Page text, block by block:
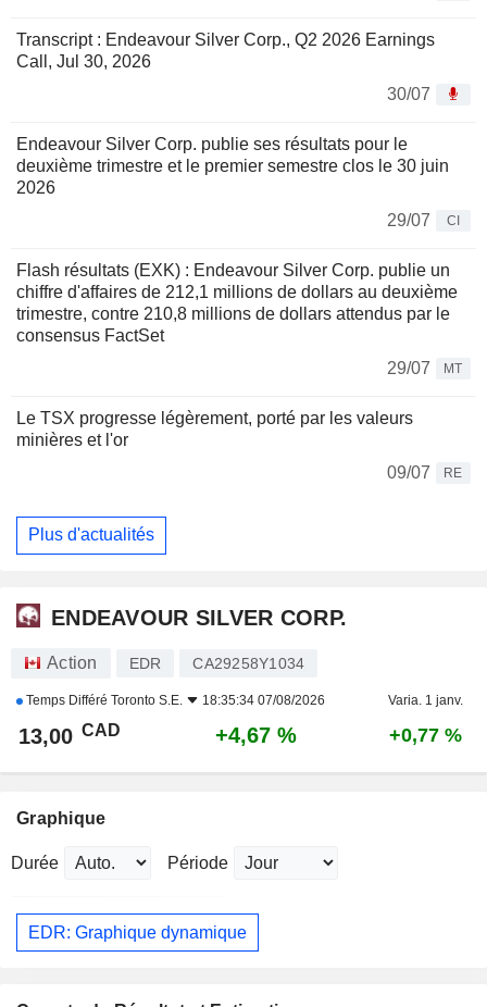
Transcript : Endeavour Silver Corp., Q2 2026 Earnings
Call, Jul 30, 2026
30/07
Endeavour Silver Corp. publie ses résultats pour le
deuxième trimestre et le premier semestre clos le 30 juin
2026
29/07
CI
Flash résultats (EXK) : Endeavour Silver Corp. publie un
chiffre d'affaires de 212,1 millions de dollars au deuxième
trimestre, contre 210,8 millions de dollars attendus par le
consensus FactSet
29/07
MT
Le TSX progresse légèrement, porté par les valeurs
minières et l'or
09/07
RE
Plus d'actualités
ENDEAVOUR SILVER CORP.
Action EDR CA29258Y1034
Temps Différé Toronto S.E. 18:35:34 07/08/2026 Varia. 1 janv.
13,00 CAD +4,67 % +0,77 %
Graphique
Durée Période
EDR: Graphique dynamique